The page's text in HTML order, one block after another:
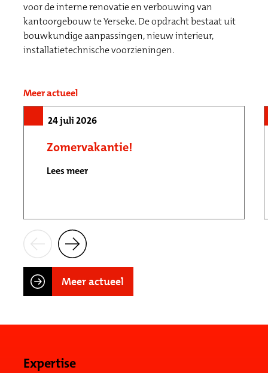
voor de interne renovatie en verbouwing van
kantoorgebouw te Yerseke. De opdracht bestaat uit
bouwkundige aanpassingen, nieuw interieur,
installatietechnische voorzieningen.
Meer actueel
24 juli 2026
Zomervakantie!
Lees meer
Meer actueel
Expertise